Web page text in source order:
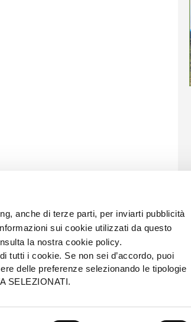
anche di terze parti, per inviarti pubblicità
sui cookie utilizzati da questo
la nostra cookie policy.
tutti i cookie. Se non sei d’accordo, puoi
delle preferenze selezionando le tipologie
SELEZIONATI.
PUBBLICITÀ
Tel + 39.045.8057523